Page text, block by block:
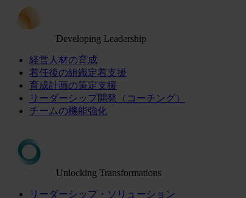
Developing Leadership
経営人材の育成
着任後の組織定着支援
育成計画の策定支援
リーダーシップ開発（コーチング）
チームの機能強化
Unlocking Transformations
リーダーシップ・ソリューション